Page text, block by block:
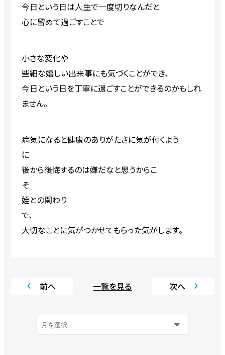
今日という日は人生で一度切りなんだと
心に留めて過ごすことで
小さな変化や
些細な嬉しい出来事にも気づくことができ、
今日という日を丁寧に過ごすことができるのかもしれ
ません。
病気になると健康のありがたさに気が付くよう
に
後から後悔するのは嫌だなと思うからこ
そ
姪との関わり
で、
大切なことに気がつかせてもらった気がします。
前へ 一覧を見る 次へ